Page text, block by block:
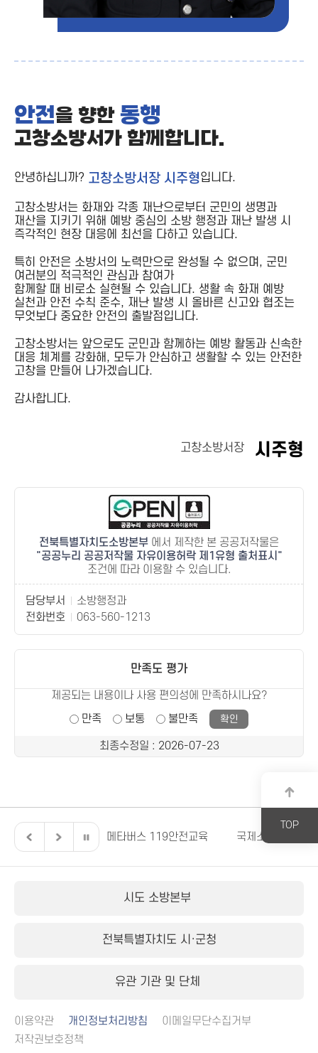
안전을 향한 동행
고창소방서가 함께합니다.
안녕하십니까? 고창소방서장 시주형입니다.
고창소방서는 화재와 각종 재난으로부터 군민의 생명과
재산을 지키기 위해 예방 중심의 소방 행정과 재난 발생 시
즉각적인 현장 대응에 최선을 다하고 있습니다.
특히 안전은 소방서의 노력만으로 완성될 수 없으며, 군민
여러분의 적극적인 관심과 참여가
함께할 때 비로소 실현될 수 있습니다. 생활 속 화재 예방
실천과 안전 수칙 준수, 재난 발생 시 올바른 신고와 협조는
무엇보다 중요한 안전의 출발점입니다.
고창소방서는 앞으로도 군민과 함께하는 예방 활동과 신속한
대응 체계를 강화해, 모두가 안심하고 생활할 수 있는 안전한
고창을 만들어 나가겠습니다.
감사합니다.
고창소방서장 시주형
전북특별자치도소방본부 에서 제작한 본 공공저작물은
공공누리 공공저작물 자유이용허락 제1유형 출처표시
조건에 따라 이용할 수 있습니다.
담당부서
소방행정과
전화번호
063-560-1213
만족도 평가
제공되는 내용이나 사용 편의성에 만족하시나요?
만족
보통 불만족
최종수정일 : 2026-07-23
TOP
전북특별자치도 메타버스 119안전교육 국제소방안전박
시도 소방본부
전북특별자치도 시·군청
유관 기관 및 단체
이용약관 개인정보처리방침
이메일무단수집거부
저작권보호정책